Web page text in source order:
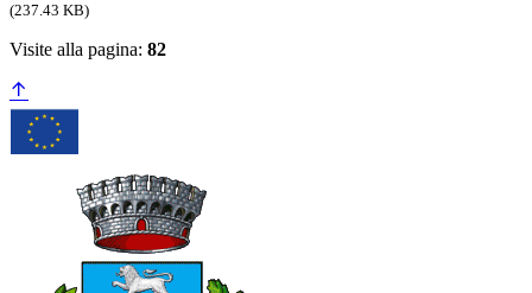
(237.43 KB)
Visite alla pagina: 82